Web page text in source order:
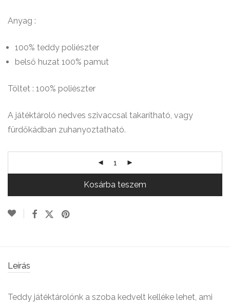
Anyag :
100% teddy poliészter
belső huzat 100% pamut
Töltet : 100% poliészter
A játéktároló nedves szivaccsal takarítható, vagy
fürdőkádban zuhanyoztatható.
Kosárba teszem
Leírás
Teddy játéktárolónk a szoba kedvelt kelléke lehet, ami